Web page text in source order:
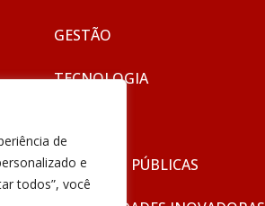
de
e
todos”, você
GESTÃO
TECNOLOGIA
POLÍTICAS PÚBLICAS